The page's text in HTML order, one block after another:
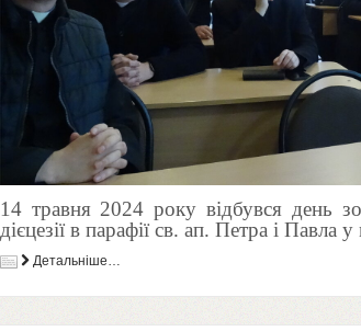
14 травня 2024 року відбувся день
дієцезії в парафії св. ап. Петра і Павла
Детальніше…